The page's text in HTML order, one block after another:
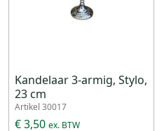
Kandelaar 3-armig, Stylo,
23 cm
Artikel 30017
€ 3,50